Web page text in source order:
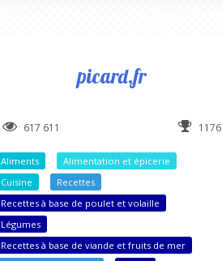
picard.fr
617 611 1176
Aliments
Alimentation et épicerie
Cuisine
Recettes
Recettes à base de poulet et volaille
Légumes
Recettes à base de viande et fruits de mer